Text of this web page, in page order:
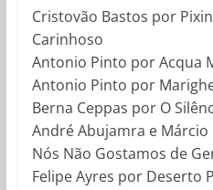
Cristovão Bastos por
Carinhoso
Antonio Pinto por Acqua
Antonio Pinto por
Berna Ceppas por O
André Abujamra e
Nós Não Gostamos de
Felipe Ayres por Deserto